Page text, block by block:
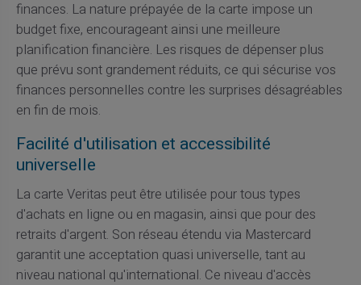
finances. La nature prépayée de la carte impose un
budget fixe, encourageant ainsi une meilleure
planification financière. Les risques de dépenser plus
que prévu sont grandement réduits, ce qui sécurise vos
finances personnelles contre les surprises désagréables
en fin de mois.
Facilité d'utilisation et accessibilité
universelle
La carte Veritas peut être utilisée pour tous types
d'achats en ligne ou en magasin, ainsi que pour des
retraits d'argent. Son réseau étendu via Mastercard
garantit une acceptation quasi universelle, tant au
niveau national qu'international. Ce niveau d'accès